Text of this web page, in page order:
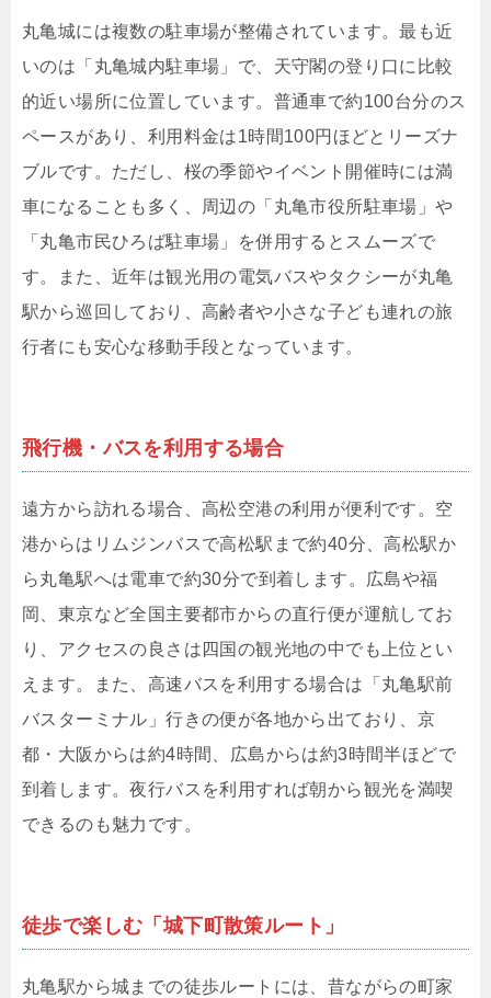
丸亀城には複数の駐車場が整備されています。最も近
いのは「丸亀城内駐車場」で、天守閣の登り口に比較
的近い場所に位置しています。普通車で約100台分のス
ペースがあり、利用料金は1時間100円ほどとリーズナ
ブルです。ただし、桜の季節やイベント開催時には満
車になることも多く、周辺の「丸亀市役所駐車場」や
「丸亀市民ひろば駐車場」を併用するとスムーズで
す。また、近年は観光用の電気バスやタクシーが丸亀
駅から巡回しており、高齢者や小さな子ども連れの旅
行者にも安心な移動手段となっています。
飛行機・バスを利用する場合
遠方から訪れる場合、高松空港の利用が便利です。空
港からはリムジンバスで高松駅まで約40分、高松駅か
ら丸亀駅へは電車で約30分で到着します。広島や福
岡、東京など全国主要都市からの直行便が運航してお
り、アクセスの良さは四国の観光地の中でも上位とい
えます。また、高速バスを利用する場合は「丸亀駅前
バスターミナル」行きの便が各地から出ており、京
都・大阪からは約4時間、広島からは約3時間半ほどで
到着します。夜行バスを利用すれば朝から観光を満喫
できるのも魅力です。
徒歩で楽しむ「城下町散策ルート」
丸亀駅から城までの徒歩ルートには、昔ながらの町家